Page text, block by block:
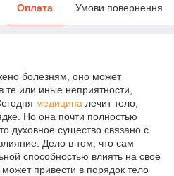
Оплата Умови повернення
болезням, оно может
те или иные неприятности,
медицина лечит тело,
Но она почти полностью
духовное существо связано с
Дело в том, что сам
способностью влиять на своё
привести в порядок тело